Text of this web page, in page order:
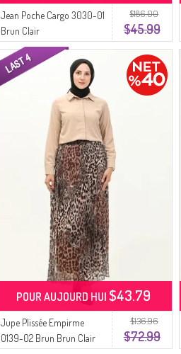
$186.00
$45.99
Jean Poche Cargo 3030-01
Brun Clair
$136.96
$72.99
Jupe Plissée Empirme
0139-02 Brun Brun Clair
POUR AUJOURD HUI $43.79